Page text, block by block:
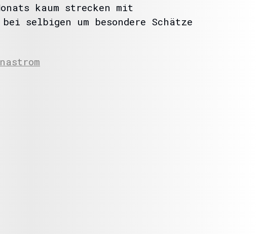
kaum strecken mit
selbigen um besondere Schätze